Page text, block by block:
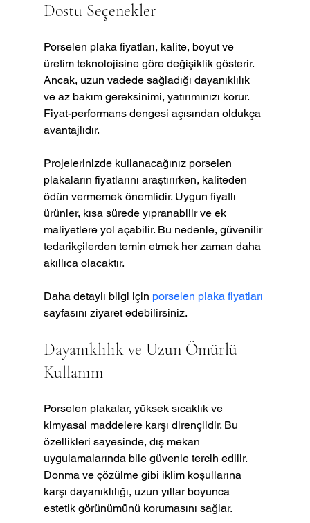
Dostu Seçenekler
Porselen plaka fiyatları, kalite, boyut ve
üretim teknolojisine göre değişiklik gösterir.
Ancak, uzun vadede sağladığı dayanıklılık
ve az bakım gereksinimi, yatırımınızı korur.
Fiyat-performans dengesi açısından oldukça
avantajlıdır.
Projelerinizde kullanacağınız porselen
plakaların fiyatlarını araştırırken, kaliteden
ödün vermemek önemlidir. Uygun fiyatlı
ürünler, kısa sürede yıpranabilir ve ek
maliyetlere yol açabilir. Bu nedenle, güvenilir
tedarikçilerden temin etmek her zaman daha
akıllıca olacaktır.
Daha detaylı bilgi için porselen plaka fiyatları
sayfasını ziyaret edebilirsiniz.
Dayanıklılık ve Uzun Ömürlü
Kullanım
Porselen plakalar, yüksek sıcaklık ve
kimyasal maddelere karşı dirençlidir. Bu
özellikleri sayesinde, dış mekan
uygulamalarında bile güvenle tercih edilir.
Donma ve çözülme gibi iklim koşullarına
karşı dayanıklılığı, uzun yıllar boyunca
estetik görünümünü korumasını sağlar.